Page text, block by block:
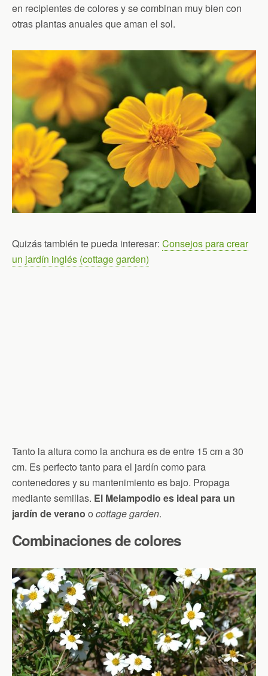
en recipientes de colores y se combinan muy bien con
otras plantas anuales que aman el sol.
Quizás también te pueda interesar: Consejos para crear
un jardín inglés (cottage garden)
Tanto la altura como la anchura es de entre 15 cm a 30
cm. Es perfecto tanto para el jardín como para
contenedores y su mantenimiento es bajo. Propaga
mediante semillas. El Melampodio es ideal para un
jardín de verano o cottage garden.
Combinaciones de colores